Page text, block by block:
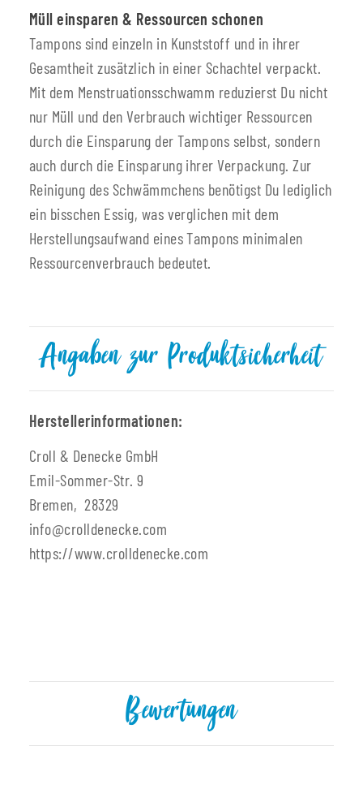
Müll einsparen & Ressourcen schonen
Tampons sind einzeln in Kunststoff und in ihrer
Gesamtheit zusätzlich in einer Schachtel verpackt.
Mit dem Menstruationsschwamm reduzierst Du nicht
nur Müll und den Verbrauch wichtiger Ressourcen
durch die Einsparung der Tampons selbst, sondern
auch durch die Einsparung ihrer Verpackung. Zur
Reinigung des Schwämmchens benötigst Du lediglich
ein bisschen Essig, was verglichen mit dem
Herstellungsaufwand eines Tampons minimalen
Ressourcenverbrauch bedeutet.
Angaben zur Produktsicherheit
Herstellerinformationen:
Croll & Denecke GmbH
Emil-Sommer-Str. 9
Bremen, 28329
info@crolldenecke.com
https://www.crolldenecke.com
Bewertungen